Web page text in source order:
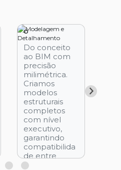
o
Do conceito
ao BIM com
precisão
milimétrica.
Criamos
modelos
estruturais
completos
com nível
executivo,
garantindo
compatibilida
de entre
disciplinas e